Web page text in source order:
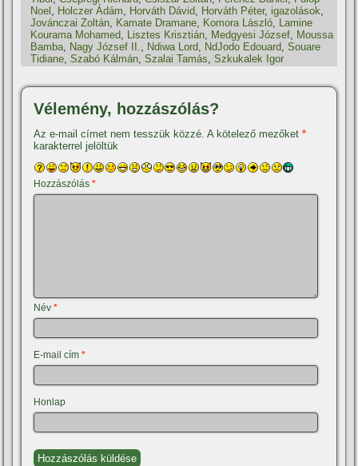
Noel , Holczer Ádám, Horváth Dávid, Horváth Péter,igazolások,
Jovánczai Zoltán, Kamate Dramane, Komora László, Lamine
Kourama Mohamed, Lisztes Krisztián, Medgyesi József, Moussa
Bamba, Nagy József II., Ndiwa Lord, NdJodo Edouard,Souare
Tidiane,Szabó Kálmán,Szalai Tamás,Szkukalek Igor
Vélemény, hozzászólás?
Az e-mail címet nem tesszük közzé. A kötelező mezőket*
karakterrel jelöltük
Hozzászólás*
Név*
E-mail cím*
Honlap